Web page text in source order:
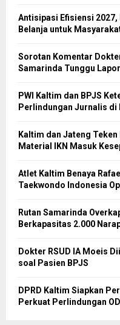
Antisipasi Efisiensi
Belanja untuk
Sorotan Komentar
Samarinda Tunggu
PWI Kaltim dan BPJS
Perlindungan Jurnalis di
Kaltim dan Jateng Teken
Material IKN Masuk
Atlet Kaltim Benaya
Taekwondo Indonesia
Rutan Samarinda
Berkapasitas 2.000
Dokter RSUD IA Moeis
soal Pasien BPJS
DPRD Kaltim Siapkan
Perkuat Perlindungan